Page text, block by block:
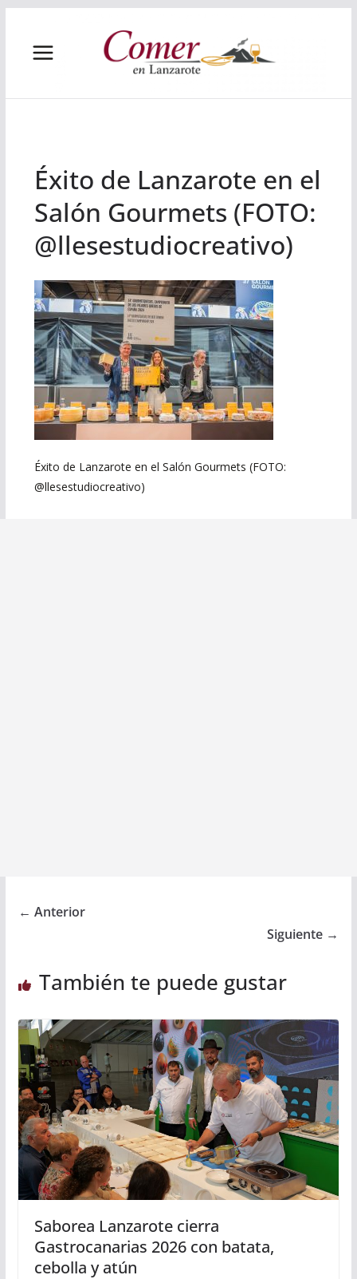
contenido
Éxito de Lanzarote en el
Salón Gourmets (FOTO:
@llesestudiocreativo)
Éxito de Lanzarote en el Salón Gourmets (FOTO:
@llesestudiocreativo)
← Anterior
Siguiente →
También te puede gustar
Saborea Lanzarote cierra
Gastrocanarias 2026 con batata,
cebolla y atún